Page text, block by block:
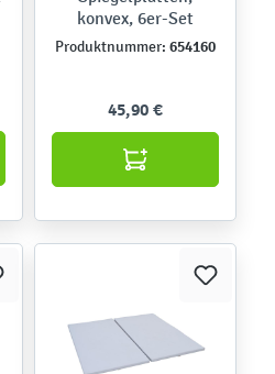
konvex, 6er-Set
Produktnummer: 654160
45,90 €